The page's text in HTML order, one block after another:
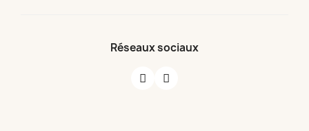
Réseaux sociaux